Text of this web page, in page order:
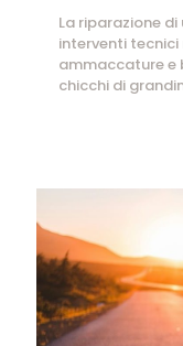
La riparazione di
interventi tecnici
ammaccature
chicchi di